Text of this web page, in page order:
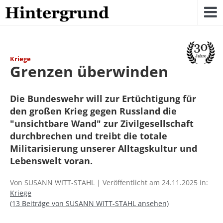
Skip
to
content
Kriege
Grenzen überwinden
Die Bundeswehr will zur Ertüchtigung für
den großen Krieg gegen Russland die
"unsichtbare Wand" zur Zivilgesellschaft
durchbrechen und treibt die totale
Militarisierung unserer Alltagskultur und
Lebenswelt voran.
Von SUSANN WITT-STAHL | Veröffentlicht am 24.11.2025 in:
Kriege
(13 Beiträge von SUSANN WITT-STAHL ansehen)